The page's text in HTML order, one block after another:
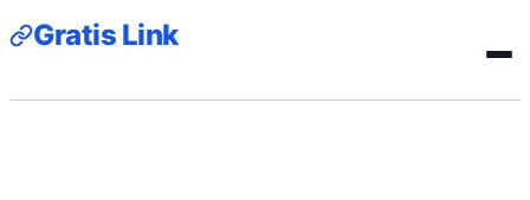
Gratis Link